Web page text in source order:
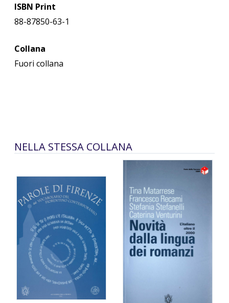
ISBN Print
88-87850-63-1
Collana
Fuori collana
NELLA STESSA COLLANA